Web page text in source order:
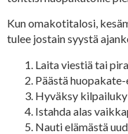
Kun omakotitalosi,
tulee jostain syystä
Laita viestiä tai
Päästä
Hyväksy
Istahda alas
Nauti elämästä